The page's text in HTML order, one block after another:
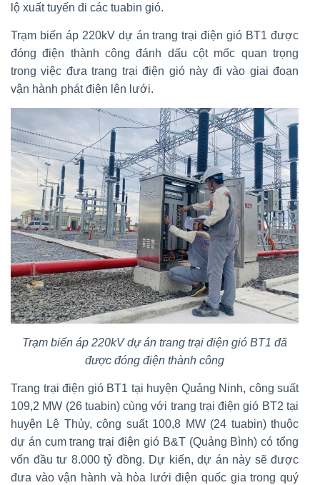
lộ xuất tuyến đi các tuabin gió.
Trạm biến áp 220kV dự án trang trại điện gió BT1 được
đóng điện thành công đánh dấu cột mốc quan trọng
trong việc đưa trang trại điện gió này đi vào giai đoạn
vận hành phát điện lên lưới.
Trạm biến áp 220kV dự án trang trại điện gió BT1 đã
được đóng điện thành công
Trang trại điện gió BT1 tại huyện Quảng Ninh, công suất
109,2 MW (26 tuabin) cùng với trang trại điện gió BT2 tại
huyện Lệ Thủy, công suất 100,8 MW (24 tuabin) thuộc
dự án cụm trang trại điện gió B&T (Quảng Bình) có tổng
vốn đầu tư 8.000 tỷ đồng. Dự kiến, dự án này sẽ được
đưa vào vận hành và hòa lưới điện quốc gia trong quý